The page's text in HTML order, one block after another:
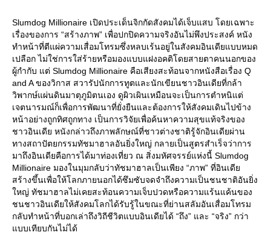
Slumdog Millionaire เปิดประเด็นจิกกัดสังคมได้เจ็บแสบ โดยเฉพาะ
เรื่องของการ “สร้างภาพ” เพื่อปกปิดความจริงอันไม่พึงประสงค์ หนัง
ทำหน้าที่ตีแผ่ความเสื่อมโทรมซึ่งหลบเร้นอยู่ในสังคมอินเดียแบบหมด
เปลือก ไม่ใช่การใส่ร้ายหรือมองแบบแฝงอคติโดยสายตาคนนอกของ
ผู้กำกับ แต่ Slumdog Millionaire คือเสียงสะท้อนจากหนังสือเรื่อง Q
and A ของวิกาส สวารัปนักการทูตและนักเขียนชาวอินเดียที่กล้า
วิพากษ์แผ่นดินมาตุภูมิตนเอง ดูผิวเผินเหมือนจะเป็นการตำหนิแต่
เจตนารมณ์ก็เพื่อการพัฒนาที่ยั่งยืนและต้องการให้สังคมเดินไปข้าง
หน้าอย่างถูกทิศถูกทาง เป็นการวิจัยเพื่อค้นหาความสุขแท้จริงของ
ชาวอินเดีย หนังกล่าวถึงภาพลักษณ์ที่ชาวต่างชาติรู้จักอินเดียผ่าน
ทางสถาปัตยกรรมทัชมาฮาลอันยิ่งใหญ่ กลายเป็นสูตรสำเร็จว่าการ
มาถึงอินเดียคือการได้มาท่องเที่ยว ณ สิ่งมหัศจรรย์แห่งนี้ Slumdog
Millionaire มองในมุมกลับว่าทัชมาฮาลเป็นเพียง “ภาพ” ที่อินเดี
สร้างขึ้นเพื่อให้โลกภายนอกได้ซึมซับจดจำถึงความเป็นชนชาติอันยิ่ง
หญ่ ทัชมาฮาลไม่เคยสะท้อนความเจ็บปวดหรือความแร้นแค้นของ
ชนชาวอินเดียให้สังคมโลกได้รับรู้ในขณะที่ย่านสลัมอันเสื่อมโทรม
กลับทำหน้าที่บอกเล่าถึงวิถีชีวิตแบบอินเดียได้ “ถึง” และ “จริง” กว่า
บบเทียบกันไม่ได้